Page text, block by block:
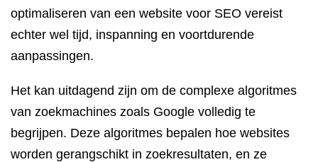
optimaliseren van een website voor SEO vereist
echter wel tijd, inspanning en voortdurende
aanpassingen.
Het kan uitdagend zijn om de complexe algoritmes
van zoekmachines zoals Google volledig te
begrijpen. Deze algoritmes bepalen hoe websites
worden gerangschikt in zoekresultaten, en ze